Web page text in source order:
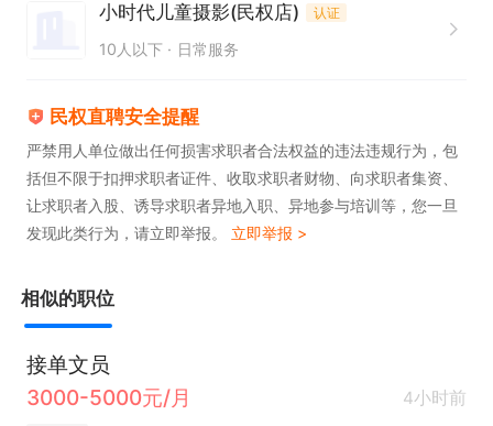
小时代儿童摄影(民权店) 认证
10人以下 日常服务
民权直聘安全提醒
严禁用人单位做出任何损害求职者合法权益的违法违规行为，包
括但不限于扣押求职者证件、收取求职者财物、向求职者集资、
让求职者入股、诱导求职者异地入职、异地参与培训等，您一旦
发现此类行为，请立即举报。 立即举报 >
相似的职位
接单文员
3000-5000元/月
4小时前